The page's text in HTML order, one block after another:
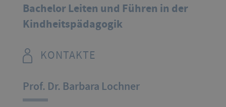
Bachelor Leiten und Führen in der
Kindheitspädagogik
KONTAKTE
Prof. Dr. Barbara Lochner